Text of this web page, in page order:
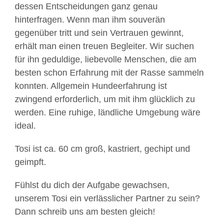
dessen Entscheidungen ganz genau
hinterfragen. Wenn man ihm souverän
gegenüber tritt und sein Vertrauen gewinnt,
erhält man einen treuen Begleiter. Wir suchen
für ihn geduldige, liebevolle Menschen, die am
besten schon Erfahrung mit der Rasse sammeln
konnten. Allgemein Hundeerfahrung ist
zwingend erforderlich, um mit ihm glücklich zu
werden. Eine ruhige, ländliche Umgebung wäre
ideal.
Tosi ist ca. 60 cm groß, kastriert, gechipt und
geimpft.
Fühlst du dich der Aufgabe gewachsen,
unserem Tosi ein verlässlicher Partner zu sein?
Dann schreib uns am besten gleich!